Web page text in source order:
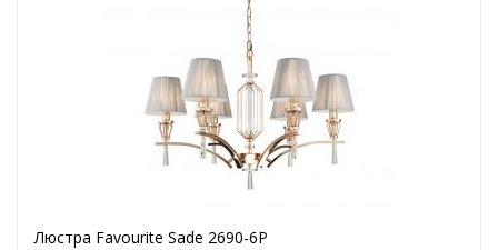
Люстра Favourite Sade 2690-6P